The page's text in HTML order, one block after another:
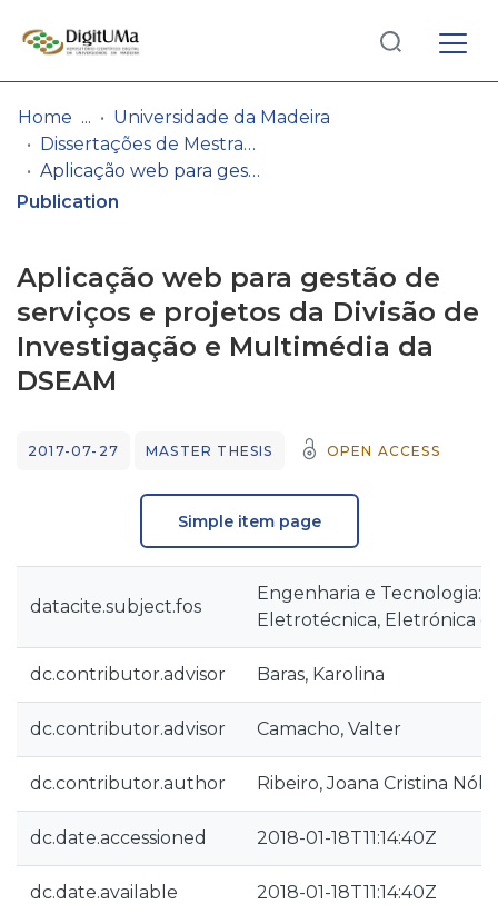
Communities
& Collections
Entities
Statistics
Log
In(current)
Home
Universidade da Madeira
Dissertações de Mestrado
Aplicação web para gestão de serviços e projetos da Divisão de Investigação e Multimédia da DSEAM
Publication
Aplicação web para gestão de
serviços e projetos da Divisão de
Investigação e Multimédia da
DSEAM
2017-07-27 MASTER THESIS OPEN ACCESS
Simple item page
datacite.subject.fos
Engenharia e
Eletrotécnica, Eletrónica
dc.contributor.advisor Baras, Karolina
dc.contributor.advisor Camacho, Valter
dc.contributor.author Ribeiro, Joana Cristina
dc.date.accessioned 2018-01-18T11:14:40Z
dc.date.available 2018-01-18T11:14:40Z